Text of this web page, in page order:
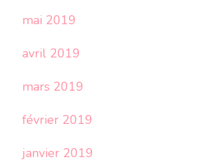
mai 2019
avril 2019
mars 2019
février 2019
janvier 2019